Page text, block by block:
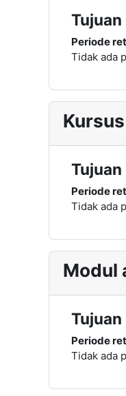
Tujuan
Periode
Tidak ada
Kursus
Tujuan
Periode
Tidak ada
Modul
Tujuan
Periode
Tidak ada